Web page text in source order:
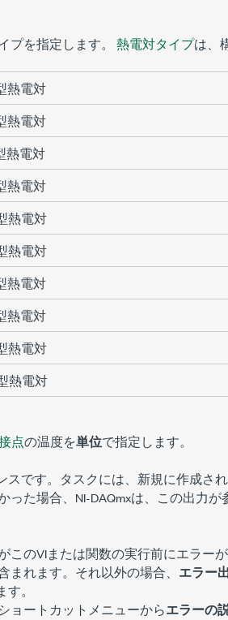
を指定します。 熱電対タイプは、
熱電対
熱電対
熱電対
熱電対
熱電対
熱電対
熱電対
熱電対
熱電対
熱電対
点の温度を単位で指定します。
です。タスクには、新規に作成さ
った場合、NI-DAQmxは、この出力が
このVIまたは関数の実行前にエラー
まれます。それ以外の場合、 エラー
。
ョートカットメニューからエラーの